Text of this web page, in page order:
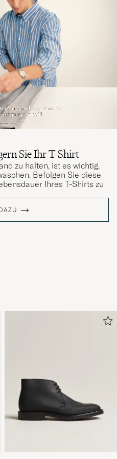
CAREOFCARL.NO
AUF CAREOFCARL.SE
som håller formen
vaske og holde “pæn”
CAREOFCARL.NO
CAREOFCARL.NO
Hieman
Sie Ihr T-Shirt
zu halten, ist es wichtig,
Befolgen Sie diese
Ihres T-Shirts zu